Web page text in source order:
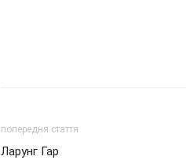
попередня стаття
Ларунг Гар